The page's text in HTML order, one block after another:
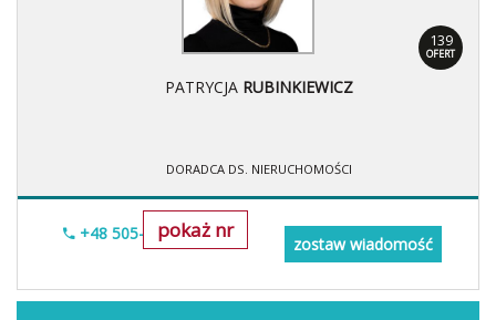
139
OFERT
PATRYCJA RUBINKIEWICZ
DORADCA DS. NIERUCHOMOŚCI
pokaż nr
+48 505-236-943
zostaw wiadomość